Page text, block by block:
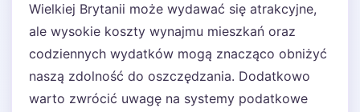
Wielkiej Brytanii może wydawać się atrakcyjne,
ale wysokie koszty wynajmu mieszkań oraz
codziennych wydatków mogą znacząco obniżyć
naszą zdolność do oszczędzania. Dodatkowo
warto zwrócić uwagę na systemy podatkowe